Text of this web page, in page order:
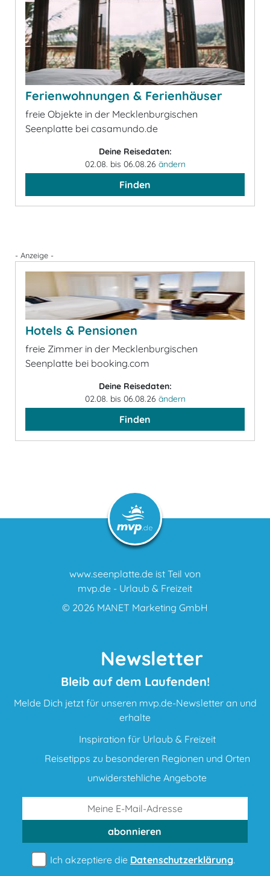
Ferienwohnungen & Ferienhäuser
freie Objekte in der Mecklenburgischen
Seenplatte bei casamundo.de
Deine Reisedaten:
02.08. bis 06.08.26 ändern
Finden
- Anzeige -
Hotels & Pensionen
freie Zimmer in der Mecklenburgischen
Seenplatte bei booking.com
Deine Reisedaten:
02.08. bis 06.08.26 ändern
Finden
www.seenplatte.de ist Teil von
mvp.de - Urlaub & Freizeit
© 2026 MANET Marketing GmbH
Newsletter
Bleib auf dem Laufenden!
Melde Dich jetzt für unseren mvp.de-Newsletter an und
erhalte
Inspiration für Urlaub & Freizeit
Reisetipps zu besonderen Regionen und Orten
unwiderstehliche Angebote
abonnieren
Ich akzeptiere die Datenschutzerklärung.